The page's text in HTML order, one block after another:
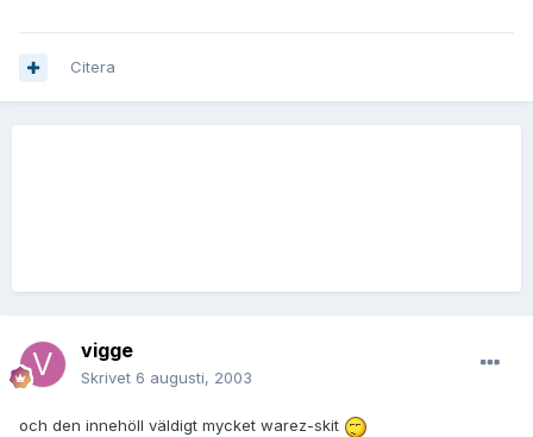
Citera
vigge
Skrivet 6 augusti, 2003
och den innehöll väldigt mycket warez-skit